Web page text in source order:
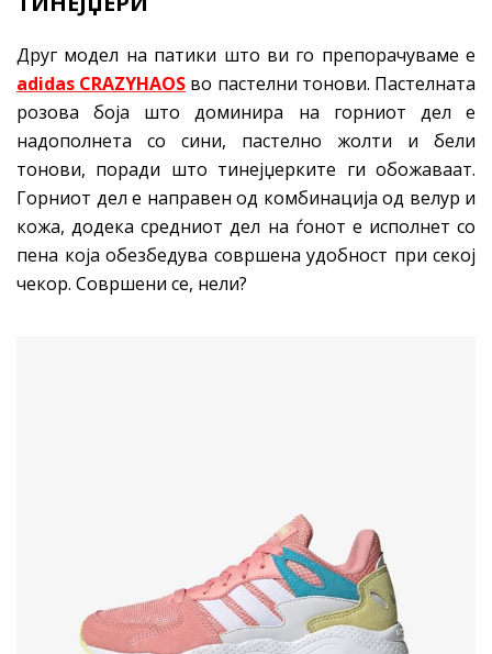
Друг модел на патики што ви го препорачуваме е
adidas CRAZYHAOS во пастелни тонови. Пастелната
розова боја што доминира на горниот дел е
надополнета со сини, пастелно жолти и бели
тонови, поради што тинејџерките ги обожаваат.
Горниот дел е направен од комбинација од велур и
кожа, додека средниот дел на ѓонот е исполнет со
пена која обезбедува совршена удобност при секој
чекор. Совршени се, нели?